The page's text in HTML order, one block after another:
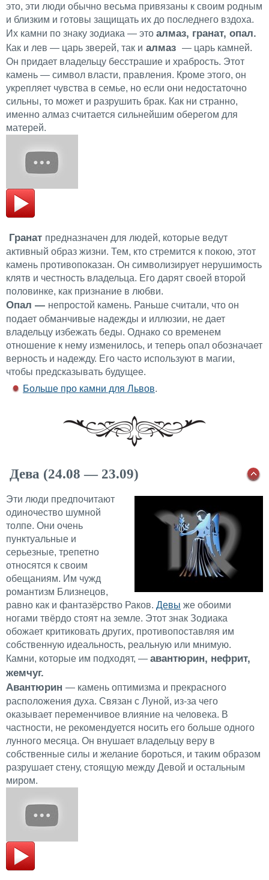
это, эти люди обычно весьма привязаны к своим родным
и близким и готовы защищать их до последнего вздоха.
Их камни по знаку зодиака — это алмаз, гранат, опал.
Как и лев — царь зверей, так и алмаз — царь камней.
Он придает владельцу бесстрашие и храбрость. Этот
камень — символ власти, правления. Кроме этого, он
укрепляет чувства в семье, но если они недостаточно
сильны, то может и разрушить брак. Как ни странно,
именно алмаз считается сильнейшим оберегом для
матерей.
Гранат предназначен для людей, которые ведут
активный образ жизни. Тем, кто стремится к покою, этот
камень противопоказан. Он символизирует нерушимость
клятв и честность владельца. Его дарят своей второй
половинке, как признание в любви.
Опал — непростой камень. Раньше считали, что он
подает обманчивые надежды и иллюзии, не дает
владельцу избежать беды. Однако со временем
отношение к нему изменилось, и теперь опал обозначает
верность и надежду. Его часто используют в магии,
чтобы предсказывать будущее.
Больше про камни для Львов.
Дева (24.08 — 23.09)
Эти люди предпочитают
одиночество шумной
толпе. Они очень
пунктуальные и
серьезные, трепетно
относятся к своим
обещаниям. Им чужд
романтизм Близнецов,
равно как и фантазёрство Раков. Девы же обоими
ногами твёрдо стоят на земле. Этот знак Зодиака
обожает критиковать других, противопоставляя им
собственную идеальность, реальную или мнимую.
Камни, которые им подходят, — авантюрин, нефрит,
жемчуг.
Авантюрин — камень оптимизма и прекрасного
расположения духа. Связан с Луной, из-за чего
оказывает переменчивое влияние на человека. В
частности, не рекомендуется носить его больше одного
лунного месяца. Он внушает владельцу веру в
собственные силы и желание бороться, и таким образом
разрушает стену, стоящую между Девой и остальным
миром.